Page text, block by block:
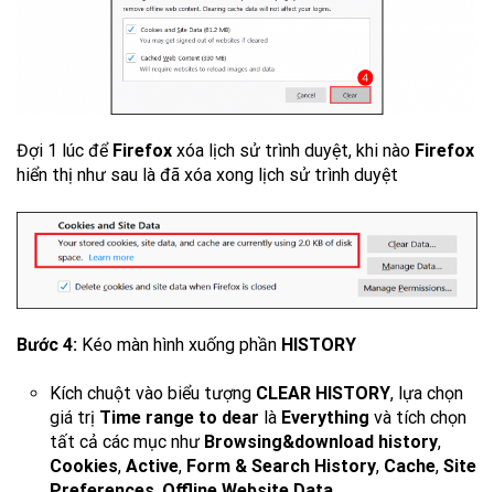
Đợi 1 lúc để Firefox xóa lịch sử trình duyệt, khi nào Firefox
hiển thị như sau là đã xóa xong lịch sử trình duyệt
Bước 4: Kéo màn hình xuống phần HISTORY
Kích chuột vào biểu tượng CLEAR HISTORY, lựa chọn
giá trị Time range to dear là Everything và tích chọn
tất cả các mục như Browsing&download history,
Cookies, Active, Form & Search History, Cache, Site